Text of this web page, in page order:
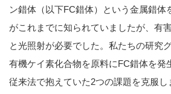
ン錯体（以下FC錯体）という金属錯体
がこれまでに知られていましたが、有
と光照射が必要でした。私たちの研究
有機ケイ素化合物を原料にFC錯体を発
従来法で抱えていた2つの課題を克服